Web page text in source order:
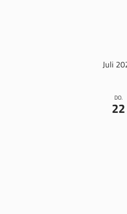
Juli
DO.
22